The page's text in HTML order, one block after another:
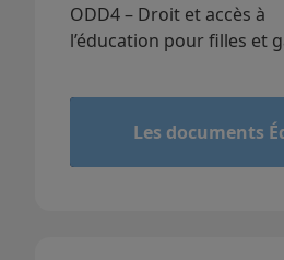
ODD4 – Droit et accès à
l’éducation pour filles et
Les documents